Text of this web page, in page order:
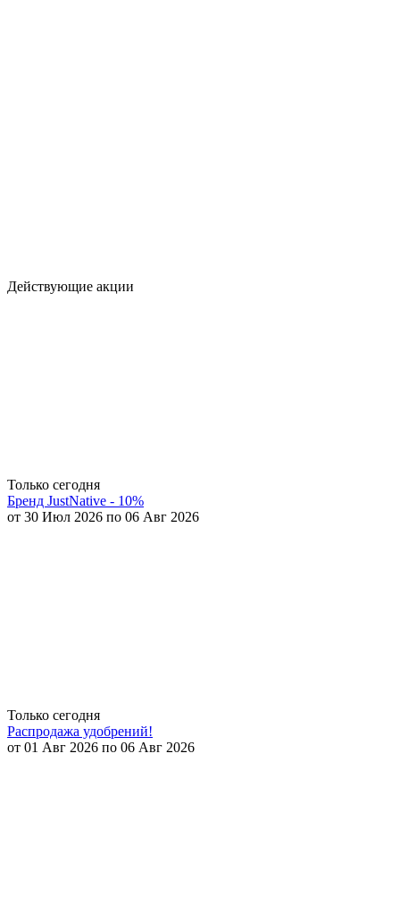
Действующие акции
Только сегодня
Бренд JustNative - 10%
от 30 Июл 2026 по 06 Авг 2026
Только сегодня
Распродажа удобрений!
от 01 Авг 2026 по 06 Авг 2026